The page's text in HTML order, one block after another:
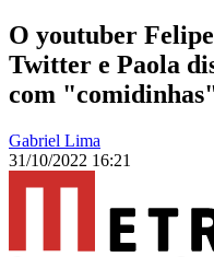
O youtuber
Twitter e Paola
com
Gabriel Lima
31/10/2022 16:21